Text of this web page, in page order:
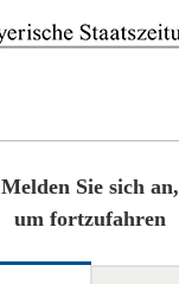
Melden Sie sich an,
um fortzufahren